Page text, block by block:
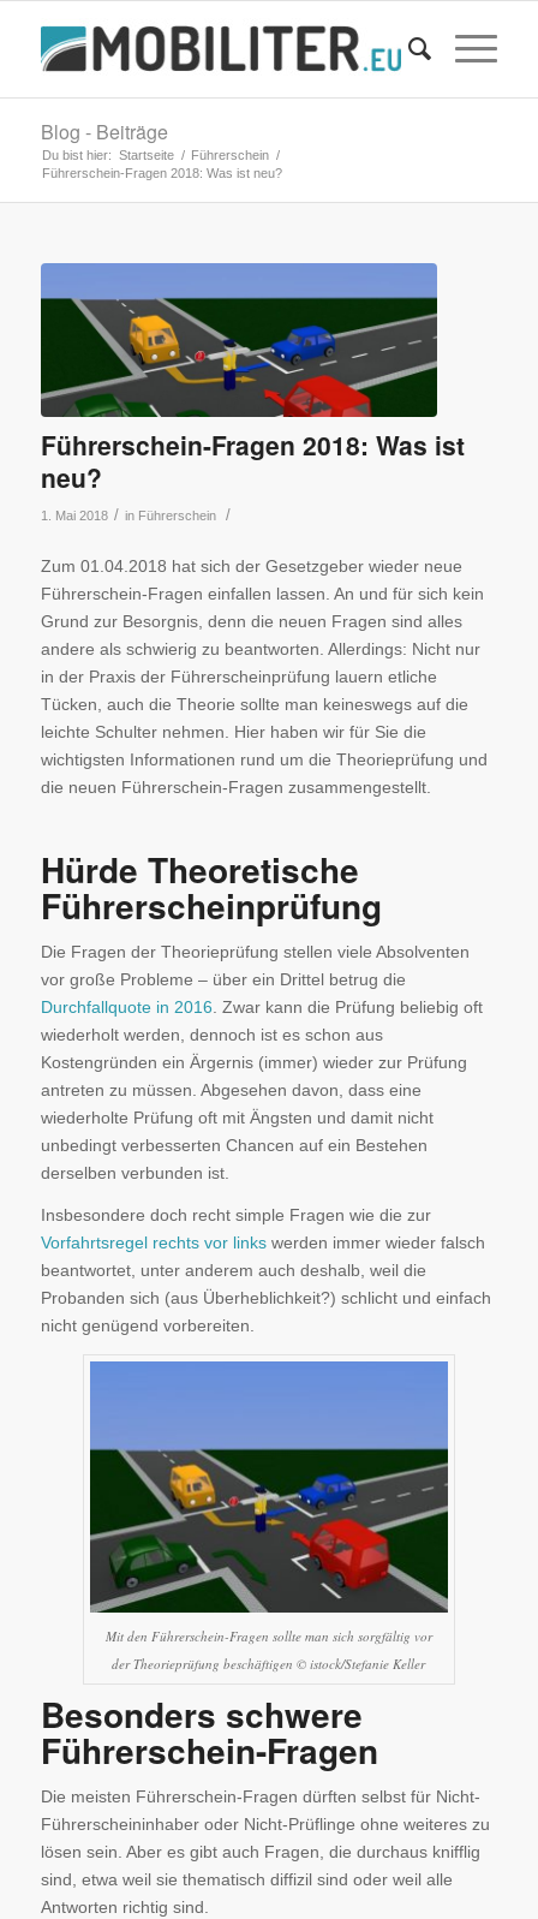
Blog - Beiträge
Du bist hier: Startseite / Führerschein /
Führerschein-Fragen 2018: Was ist neu?
Führerschein-Fragen 2018: Was ist
neu?
1. Mai 2018 / in Führerschein /
Zum 01.04.2018 hat sich der Gesetzgeber wieder neue
Führerschein-Fragen einfallen lassen. An und für sich kein
Grund zur Besorgnis, denn die neuen Fragen sind alles
andere als schwierig zu beantworten. Allerdings: Nicht nur
in der Praxis der Führerscheinprüfung lauern etliche
Tücken, auch die Theorie sollte man keineswegs auf die
leichte Schulter nehmen. Hier haben wir für Sie die
wichtigsten Informationen rund um die Theorieprüfung und
die neuen Führerschein-Fragen zusammengestellt.
Hürde Theoretische
Führerscheinprüfung
Die Fragen der Theorieprüfung stellen viele Absolventen
vor große Probleme – über ein Drittel betrug die
Durchfallquote in 2016. Zwar kann die Prüfung beliebig oft
wiederholt werden, dennoch ist es schon aus
Kostengründen ein Ärgernis (immer) wieder zur Prüfung
antreten zu müssen. Abgesehen davon, dass eine
wiederholte Prüfung oft mit Ängsten und damit nicht
unbedingt verbesserten Chancen auf ein Bestehen
derselben verbunden ist.
Insbesondere doch recht simple Fragen wie die zur
Vorfahrtsregel rechts vor links werden immer wieder falsch
beantwortet, unter anderem auch deshalb, weil die
Probanden sich (aus Überheblichkeit?) schlicht und einfach
nicht genügend vorbereiten.
Mit den Führerschein-Fragen sollte man sich sorgfältig vor
der Theorieprüfung beschäftigen © istock/Stefanie Keller
Besonders schwere
Führerschein-Fragen
Die meisten Führerschein-Fragen dürften selbst für Nicht-
Führerscheininhaber oder Nicht-Prüflinge ohne weiteres zu
lösen sein. Aber es gibt auch Fragen, die durchaus knifflig
sind, etwa weil sie thematisch diffizil sind oder weil alle
Antworten richtig sind.